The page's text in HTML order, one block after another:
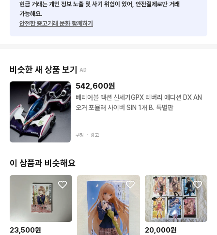
현금 거래는 개인 정보 노출 및 사기 위험이 있어, 안전결제로만 거래
가능해요.
안전한 중고거래 문화 함께하기
비슷한 새 상품 보기 AD
542,600원
베리어블 액션 신세기GPX 리버리 에디션 DX AN
오거 포뮬러 사이버 SIN 1개 B. 특별판
쿠팡 ・ 광고
이 상품과 비슷해요
23,500원 20,000원